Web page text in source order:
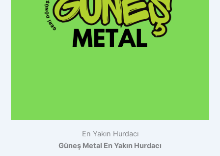
En Yakın Hurdacı
Güneş Metal En Yakın Hurdacı